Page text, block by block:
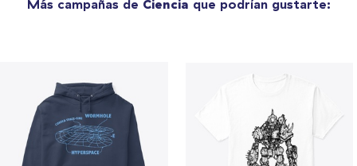
Más campañas de Ciencia que podrían gustarte: